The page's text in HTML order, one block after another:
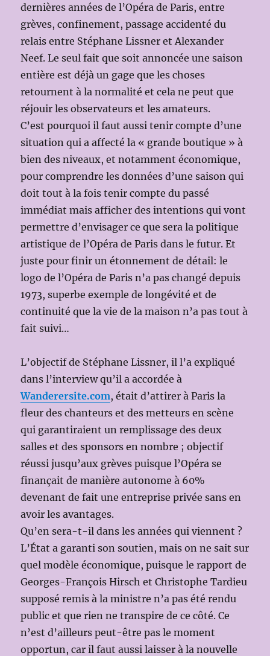
dernières années de l’Opéra de Paris, entre
grèves, confinement, passage accidenté du
relais entre Stéphane Lissner et Alexander
Neef. Le seul fait que soit annoncée une saison
entière est déjà un gage que les choses
retournent à la normalité et cela ne peut que
réjouir les observateurs et les amateurs.
C’est pourquoi il faut aussi tenir compte d’une
situation qui a affecté la « grande boutique » à
bien des niveaux, et notamment économique,
pour comprendre les données d’une saison qui
doit tout à la fois tenir compte du passé
immédiat mais afficher des intentions qui vont
permettre d’envisager ce que sera la politique
artistique de l’Opéra de Paris dans le futur. Et
juste pour finir un étonnement de détail: le
logo de l’Opéra de Paris n’a pas changé depuis
1973, superbe exemple de longévité et de
continuité que la vie de la maison n’a pas tout à
fait suivi…
L’objectif de Stéphane Lissner, il l’a expliqué
dans l’interview qu’il a accordée à
Wanderersite.com, était d’attirer à Paris la
fleur des chanteurs et des metteurs en scène
qui garantiraient un remplissage des deux
salles et des sponsors en nombre ; objectif
réussi jusqu’aux grèves puisque l’Opéra se
finançait de manière autonome à 60%
devenant de fait une entreprise privée sans en
avoir les avantages.
Qu’en sera-t-il dans les années qui viennent ?
L’État a garanti son soutien, mais on ne sait sur
quel modèle économique, puisque le rapport de
Georges-François Hirsch et Christophe Tardieu
supposé remis à la ministre n’a pas été rendu
public et que rien ne transpire de ce côté. Ce
n’est d’ailleurs peut-être pas le moment
opportun, car il faut aussi laisser à la nouvelle